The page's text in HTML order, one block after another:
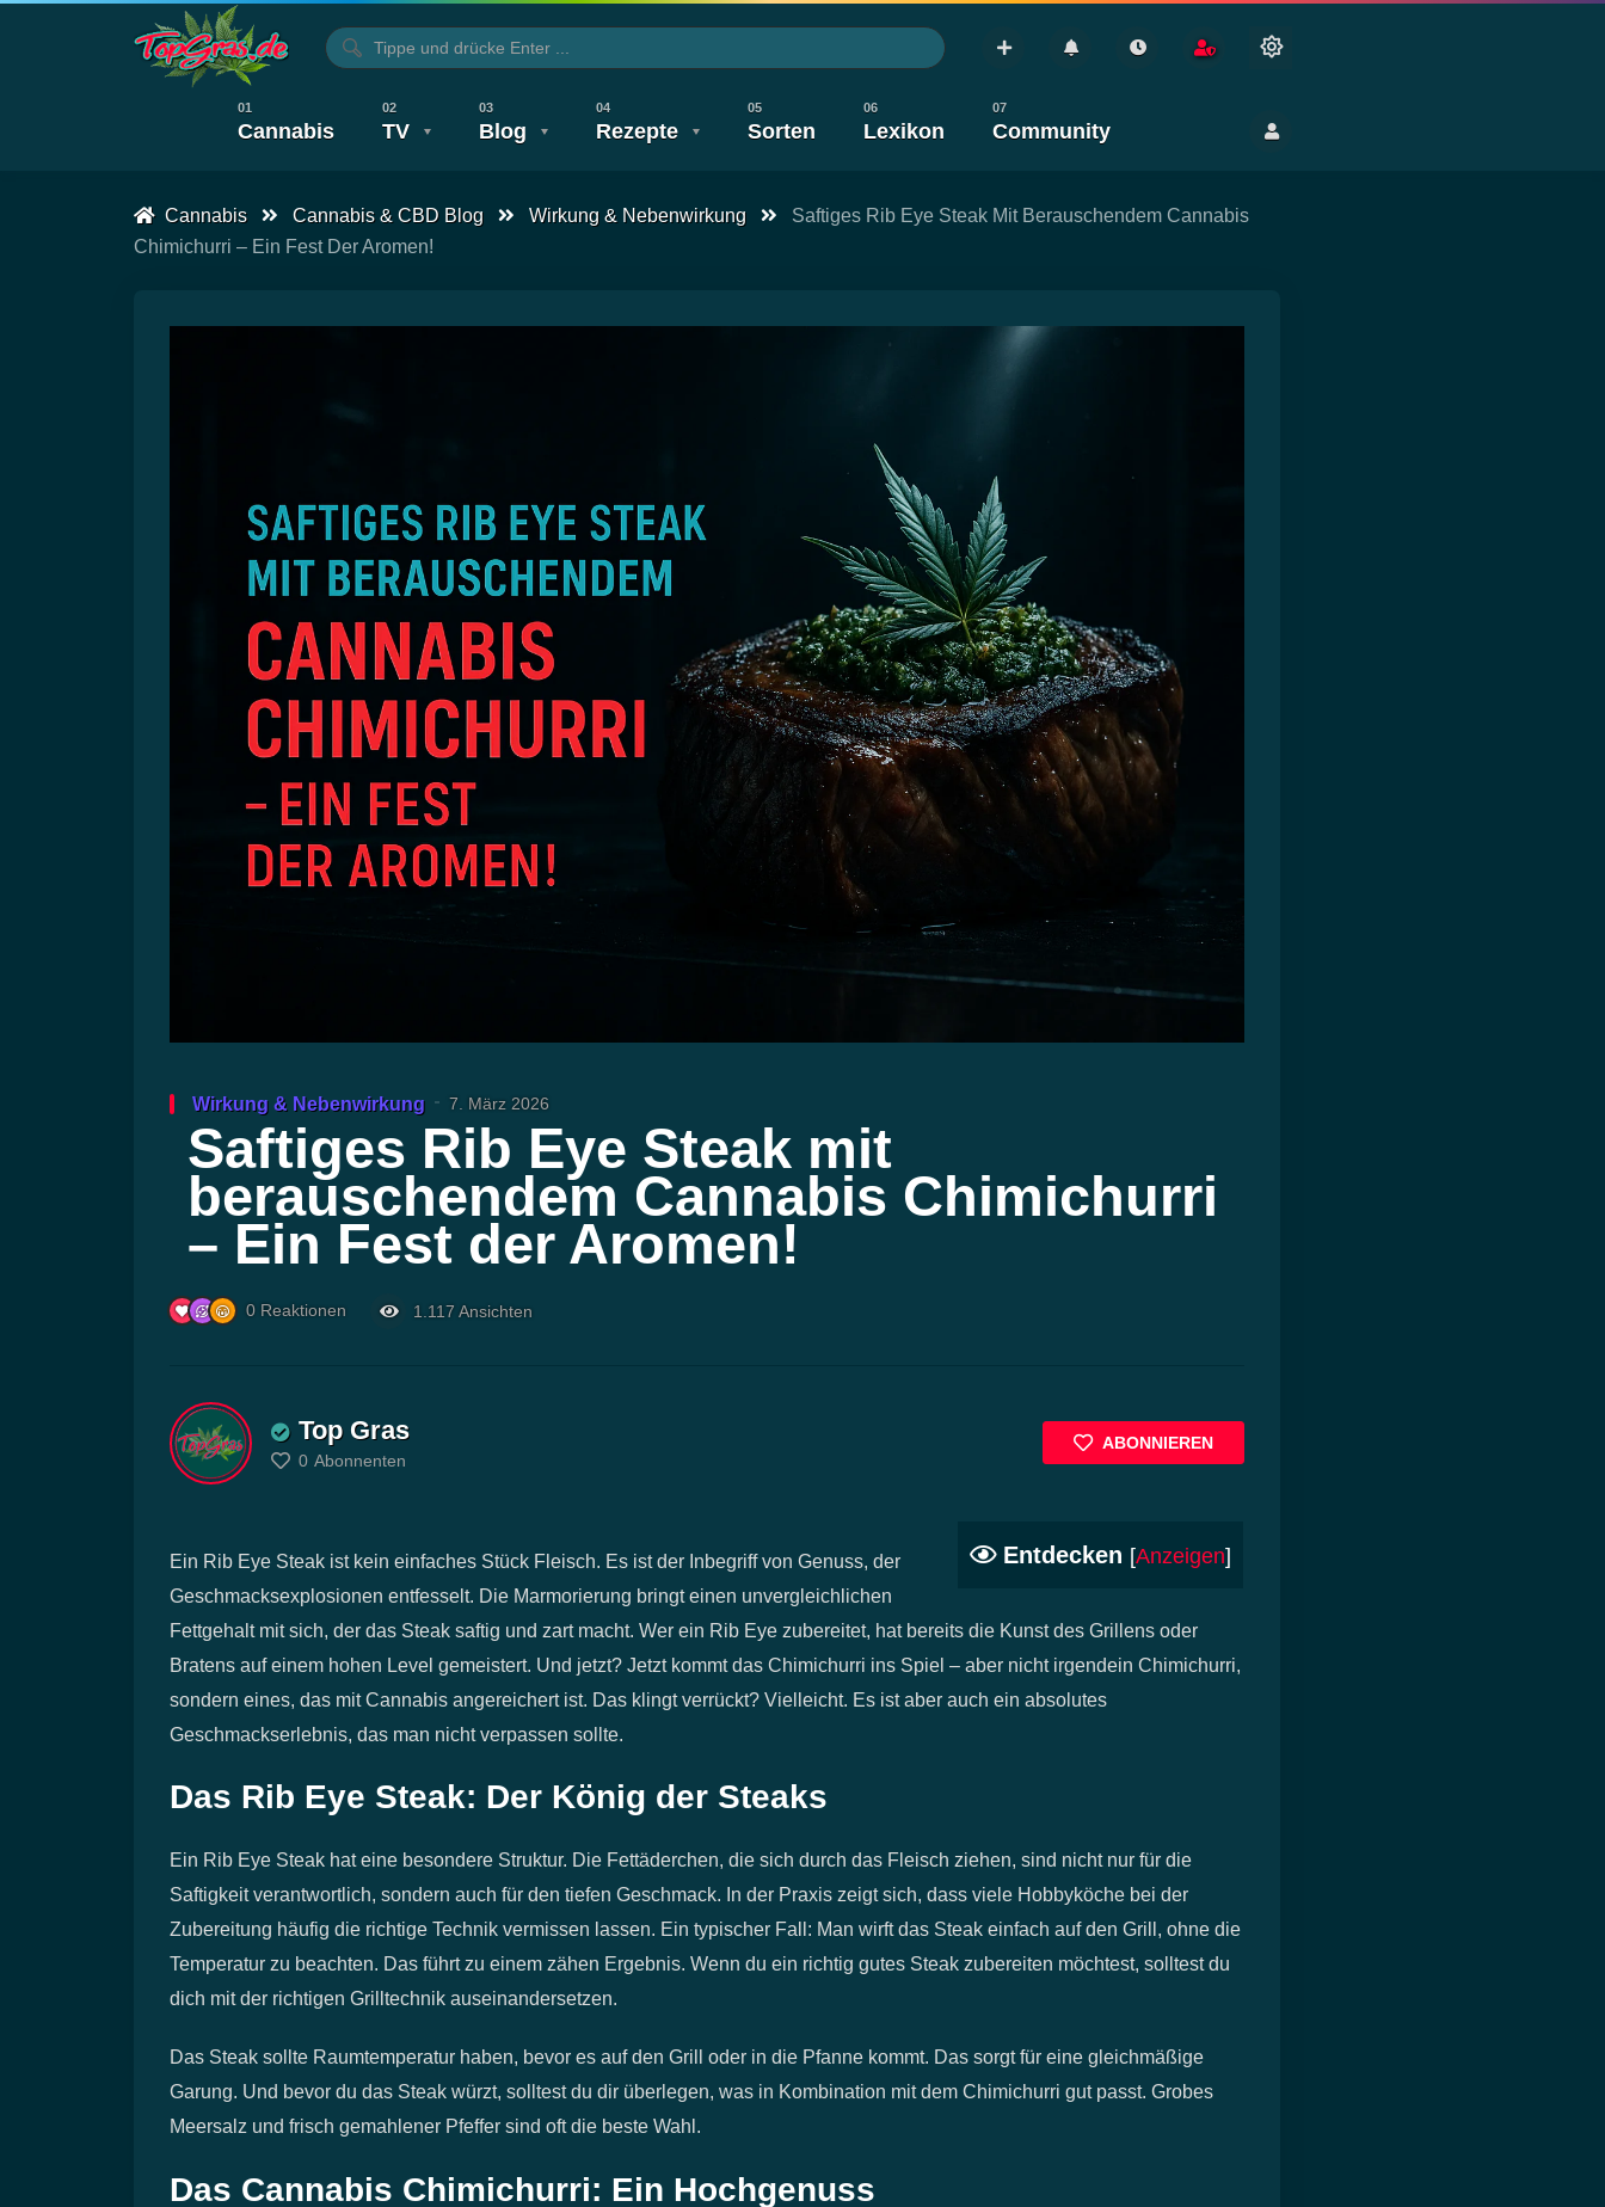
Cannabis TV
Alle Videos
Blog
Alle Artikel Kochen, Backen & Rezepte
Rezepte Sorten Lexikon Community
Cannabis Cannabis & CBD Blog Wirkung & Nebenwirkung
Saftiges Rib Eye Steak Mit Berauschendem Cannabis
Chimichurri – Ein Fest Der Aromen!
Wirkung & Nebenwirkung 7. März 2026
Saftiges Rib Eye Steak mit
berauschendem Cannabis Chimichurri
– Ein Fest der Aromen!
0 Reaktionen 1.117 Ansichten
Top Gras
0 Abonnenten
ABONNIEREN
Entdecken [Anzeigen]
Ein Rib Eye Steak ist kein einfaches Stück Fleisch. Es ist der Inbegriff von Genuss, der
Geschmacksexplosionen entfesselt. Die Marmorierung bringt einen unvergleichlichen
Fettgehalt mit sich, der das Steak saftig und zart macht. Wer ein Rib Eye zubereitet, hat bereits die Kunst des Grillens oder
Bratens auf einem hohen Level gemeistert. Und jetzt? Jetzt kommt das Chimichurri ins Spiel – aber nicht irgendein Chimichurri,
sondern eines, das mit Cannabis angereichert ist. Das klingt verrückt? Vielleicht. Es ist aber auch ein absolutes
Geschmackserlebnis, das man nicht verpassen sollte.
Das Rib Eye Steak: Der König der Steaks
Ein Rib Eye Steak hat eine besondere Struktur. Die Fettäderchen, die sich durch das Fleisch ziehen, sind nicht nur für die
Saftigkeit verantwortlich, sondern auch für den tiefen Geschmack. In der Praxis zeigt sich, dass viele Hobbyköche bei der
Zubereitung häufig die richtige Technik vermissen lassen. Ein typischer Fall: Man wirft das Steak einfach auf den Grill, ohne die
Temperatur zu beachten. Das führt zu einem zähen Ergebnis. Wenn du ein richtig gutes Steak zubereiten möchtest, solltest du
dich mit der richtigen Grilltechnik auseinandersetzen.
Das Steak sollte Raumtemperatur haben, bevor es auf den Grill oder in die Pfanne kommt. Das sorgt für eine gleichmäßige
Garung. Und bevor du das Steak würzt, solltest du dir überlegen, was in Kombination mit dem Chimichurri gut passt. Grobes
Meersalz und frisch gemahlener Pfeffer sind oft die beste Wahl.
Das Cannabis Chimichurri: Ein Hochgenuss